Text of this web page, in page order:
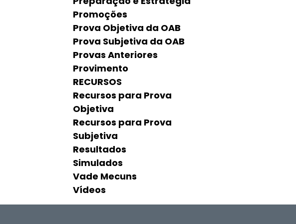
Promoções
Prova Objetiva da OAB
Prova Subjetiva da OAB
Provas Anteriores
Provimento
RECURSOS
Recursos para Prova
Objetiva
Recursos para Prova
Subjetiva
Resultados
Simulados
Vade Mecuns
Vídeos